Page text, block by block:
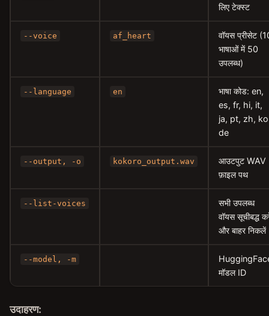
लिए टेक्स्ट
--voice af_heart
वॉयस प्रीसेट
भाषाओं में 50
उपलब्ध)
--language en
भाषा कोड: en,
es, fr, hi, it,
ja, pt, zh,
de
--output, -o kokoro_output.wav
आउटपुट WAV
फ़ाइल पथ
--list-voices
सभी उपलब्ध
वॉयस सूचीबद्ध
और बाहर निकलें
--model, -m
मॉडल ID
उदाहरण: